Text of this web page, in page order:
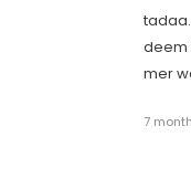
deem
mer
7